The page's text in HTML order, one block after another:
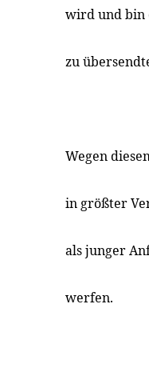
wird und bin
zu
Wegen
in größter
als junger
werfen.